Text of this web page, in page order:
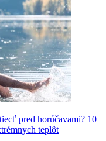
pred horúčavami? 10
teplôt